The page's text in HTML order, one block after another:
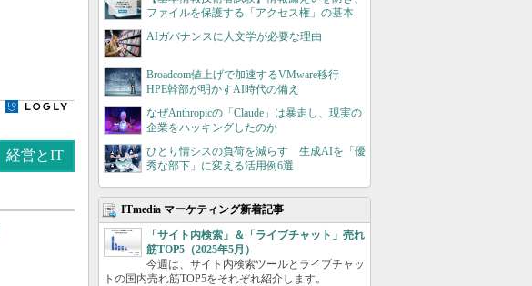
経営とIT
ファイルを保護する「アクセス権」の基本
AIガバナンスに人文学が必要な理由
Broadcom値上げで加速するVMware移行
HPE幹部が明かすAI時代の備え
なぜAnthropicの「Claude」は暴走し、現実の
企業をハッキングしたのか
ひとり情シスの負荷を減らす 生成AIを「優
秀な部下」に変える活用例6選
ITmedia マーケティング新着記事
「サイト内検索」＆「ライブチャット」売れ
筋TOP5（2025年5月）
今週は、サイト内検索ツールとライブチャッ
トの国内売れ筋TOP5をそれぞれ紹介します。